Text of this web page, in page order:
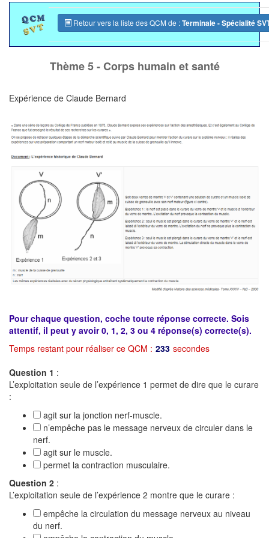
Retour vers la liste des QCM de :Terminale - Spécialité
Thème 5 - Corps humain et santé
Expérience de Claude Bernard
Pour chaque question, coche toute réponse correcte. Sois
attentif, il peut y avoir 0, 1, 2, 3 ou 4 réponse(s) correcte(s).
Temps restant pour réaliser ce QCM : 233 secondes
Question 1 :
L’exploitation seule de l’expérience 1 permet de dire que le curare
:
agit sur la jonction nerf-muscle.
n’empêche pas le message nerveux de circuler dans le
nerf.
agit sur le muscle.
permet la contraction musculaire.
Question 2 :
L’exploitation seule de l’expérience 2 montre que le curare :
empêche la circulation du message nerveux au niveau
du nerf.